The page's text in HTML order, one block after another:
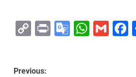
CopyPrintGoogle
Previous: